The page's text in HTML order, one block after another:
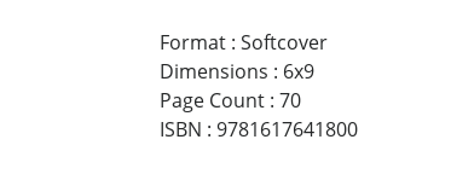
Format : Softcover
Dimensions : 6x9
Page Count : 70
ISBN : 9781617641800